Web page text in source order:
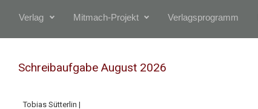
Verlag Mitmach-Projekt Verlagsprogramm
Schreibaufgabe August 2026
Tobias Sütterlin |